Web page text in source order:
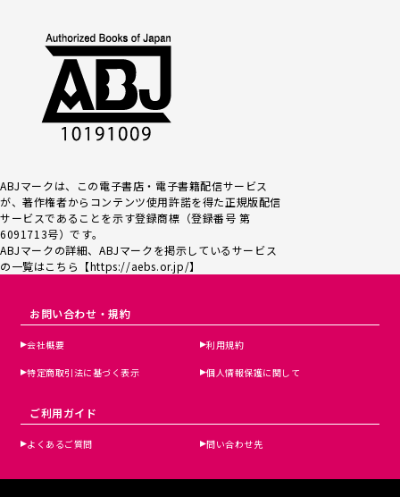
ABJマークは、この電子書店・電子書籍配信サービス
が、著作権者からコンテンツ使用許諾を得た正規版配信
サービスであるこ とを示す登録商標（登録番号 第
6091713号）です。
ABJマークの詳細、ABJマークを掲示しているサービス
の一覧はこちら【https://aebs.or.jp/】
お問い合わせ・規約
会社概要 利用規約
特定商取引法に基づく表示 個人情報保護に関して
ご利用ガイド
よくあるご質問 問い合わせ先